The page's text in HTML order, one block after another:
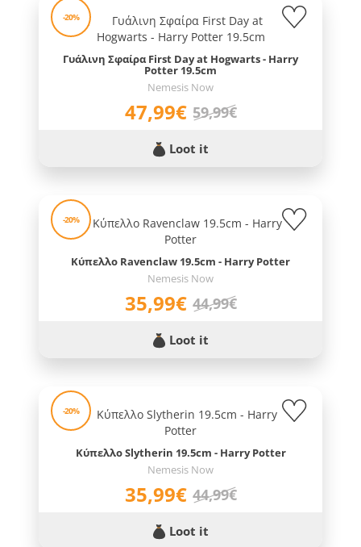
-20%
Γυάλινη Σφαίρα First Day at Hogwarts - Harry
Potter 19.5cm
Nemesis Now
47,99€ 59,99€
Loot it
-20%
Κύπελλο Ravenclaw 19.5cm - Harry Potter
Nemesis Now
35,99€ 44,99€
Loot it
-20%
Κύπελλο Slytherin 19.5cm - Harry Potter
Nemesis Now
35,99€ 44,99€
Loot it